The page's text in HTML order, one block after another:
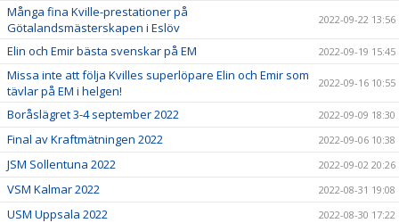
Många fina Kville-prestationer på
Götalandsmästerskapen i Eslöv
2022-09-22 13:56
Elin och Emir bästa svenskar på EM 2022-09-19 15:45
Missa inte att följa Kvilles superlöpare Elin och Emir som
tävlar på EM i helgen!
2022-09-16 10:55
Boråslägret 3-4 september 2022 2022-09-09 18:30
Final av Kraftmätningen 2022 2022-09-06 10:38
JSM Sollentuna 2022 2022-09-02 20:26
VSM Kalmar 2022 2022-08-31 19:08
USM Uppsala 2022 2022-08-30 17:22